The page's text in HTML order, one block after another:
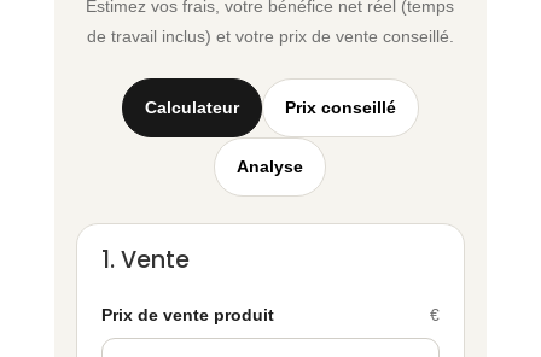
Estimez vos frais, votre bénéfice net réel (temps
de travail inclus) et votre prix de vente conseillé.
Calculateur Prix conseillé
Analyse
1. Vente
Prix de vente produit €